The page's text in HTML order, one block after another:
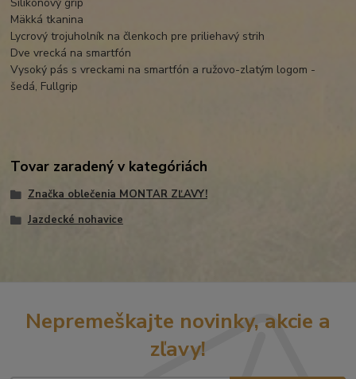
Mäkká tkanina
Lycrový trojuholník na členkoch pre priliehavý strih
Dve vrecká na smartfón
Vysoký pás s vreckami na smartfón a ružovo-zlatým logom -
šedá, Fullgrip
Tovar zaradený v kategóriách
Značka oblečenia MONTAR ZĽAVY!
Jazdecké nohavice
Nepremeškajte novinky, akcie a
zľavy!